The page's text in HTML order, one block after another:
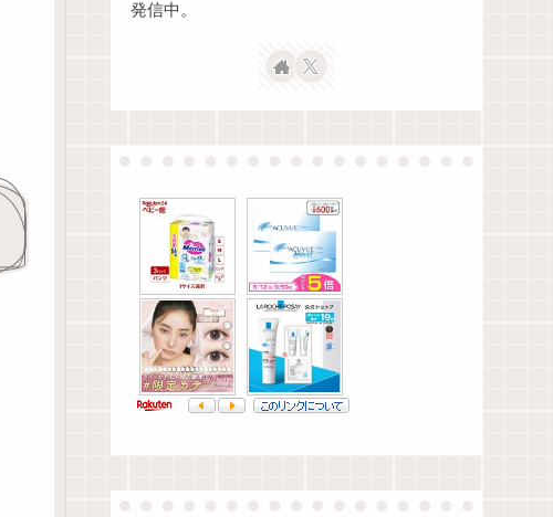
発信中。